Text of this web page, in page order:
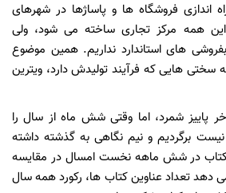
اندازی فروشگاه ها و پاساژها در شهرهای
همه مرکز تجاری ساخته می شود، ولی
های استاندارد نداریم. همین موضوع
هایی که فرآیند تولیدش دارد، ویترین
پاییز شمرد، اما وقتی شش ماه از سال را
برگردیم و نیم نگاهی به گذشته داشته
کتاب در شش ماهه نخست امسال در مقایسه
دهد تعداد عناوین کتاب ها، رکورد همه سال